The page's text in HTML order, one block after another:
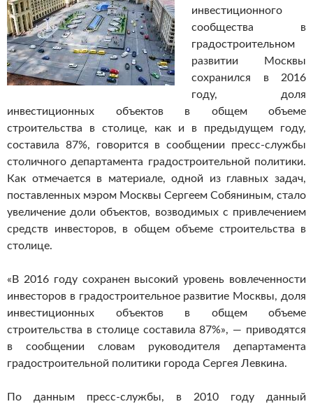
инвестиционного
сообщества в
градостроительном
развитии Москвы
сохранился в 2016
году, доля
инвестиционных объектов в общем объеме
строительства в столице, как и в предыдущем году,
составила 87%, говорится в сообщении пресс-службы
столичного департамента градостроительной политики.
Как отмечается в материале, одной из главных задач,
поставленных мэром Москвы Сергеем Собяниным, стало
увеличение доли объектов, возводимых с привлечением
средств инвесторов, в общем объеме строительства в
столице.
«В 2016 году сохранен высокий уровень вовлеченности
инвесторов в градостроительное развитие Москвы, доля
инвестиционных объектов в общем объеме
строительства в столице составила 87%», — приводятся
в сообщении словам руководителя департамента
градостроительной политики города Сергея Левкина.
По данным пресс-службы, в 2010 году данный